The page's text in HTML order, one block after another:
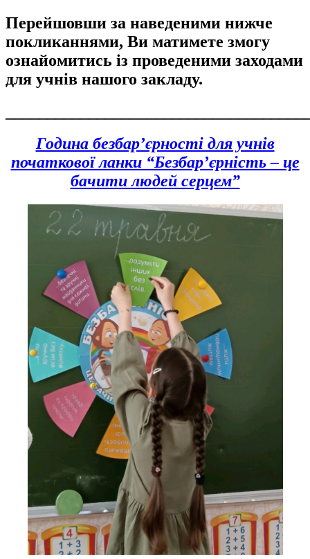
Перейшовши за наведеними нижче
покликаннями, Ви матимете змогу
ознайомитись із проведеними заходами
для учнів нашого закладу.
Година безбар’єрності для учнів
початкової ланки “Безбар’єрність – це
бачити людей серцем”